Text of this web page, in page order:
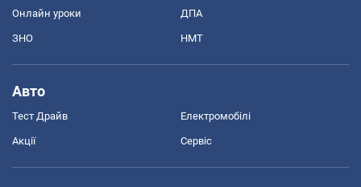
Онлайн уроки ДПА
ЗНО НМТ
Авто
Тест Драйв Електромобілі
Акції Сервіс